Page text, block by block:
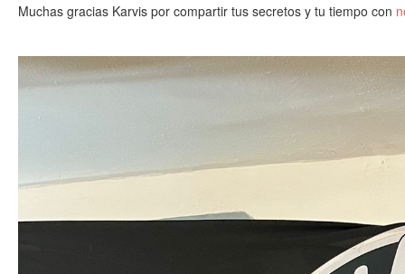
Muchas gracias Karvis por compartir tus secretos y tu tiempo con